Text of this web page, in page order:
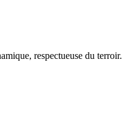
respectueuse du terroir.